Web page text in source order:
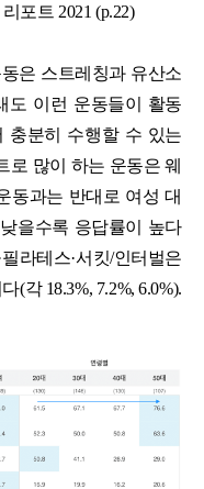
포트 2021 (p.22)
은 스트레칭과 유산소
도 이런 운동들이 활동
충분히 수행할 수 있는
로 많이 하는 운동은 웨
동과는 반대로 여성 대
을수록 응답률이 높다
라테스·서킷/인터벌은
(각 18.3%, 7.2%, 6.0%).